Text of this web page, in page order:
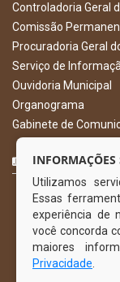
Controladoria Geral
Comissão
Procuradoria Geral
Serviço de
Ouvidoria Municipal
Organograma
Gabinete de
CURTA
INFORMAÇÕES
Utilizamos
Essas
experiência de
você concorda
maiores
Privacidade